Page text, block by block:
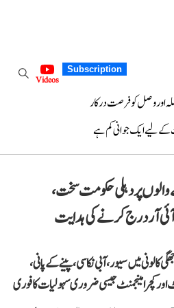
Subscription
Videos
اور وصل کو فرصت درکار
لیے ایک جوانی کم ہے
والوں پر دہلی حکومت سخت،
آر درج کرنے کی ہدایت
کالونی میں سیور، آبی نکاسی، پینے کے پانی،
کچرا مینجمنٹ جیسی ضروری سہولیات کا فوری